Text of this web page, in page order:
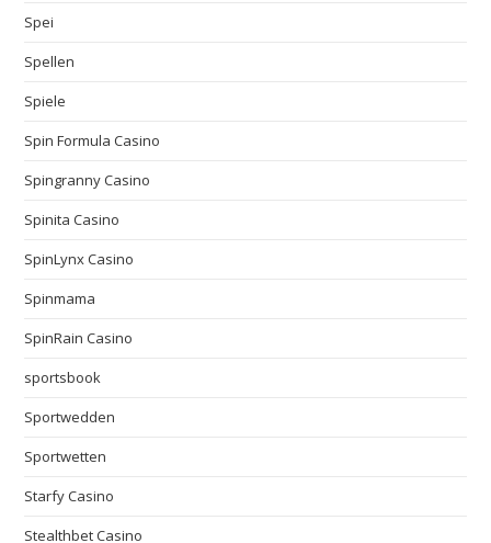
Spei
Spellen
Spiele
Spin Formula Casino
Spingranny Casino
Spinita Casino
SpinLynx Casino
Spinmama
SpinRain Casino
sportsbook
Sportwedden
Sportwetten
Starfy Casino
Stealthbet Casino